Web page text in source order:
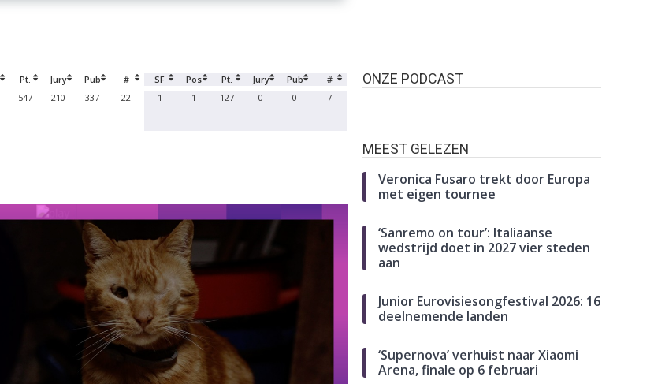
Pt. Jury Pub # SF Pos Pt. Jury Pub #
547 210 337 22 1 1 127 0 0 7
ONZE PODCAST
MEEST GELEZEN
Veronica Fusaro trekt door Europa
met eigen tournee
‘Sanremo on tour’: Italiaanse
wedstrijd doet in 2027 vier steden
aan
Junior Eurovisiesongfestival 2026: 16
deelnemende landen
‘Supernova’ verhuist naar Xiaomi
Arena, finale op 6 februari